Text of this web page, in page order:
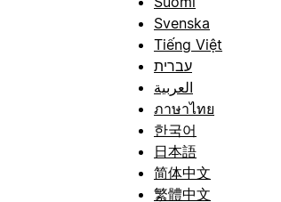
Svenska
Tiếng Việt
עברית
العربية
ภาษาไทย
한국어
日本語
简体中文
繁體中文